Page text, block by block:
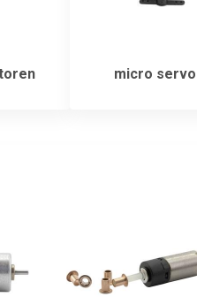
micro servo